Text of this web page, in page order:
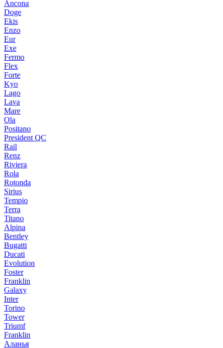
Ancona
Doge
Ekis
Enzo
Eur
Exe
Fermo
Flex
Forte
Kyo
Lago
Lava
Mare
Ola
Positano
President QC
Rail
Renz
Riviera
Rola
Rotonda
Sirius
Tempio
Terra
Titano
Alpina
Bentley
Bugatti
Ducati
Evolution
Foster
Franklin
Galaxy
Inter
Torino
Tower
Triumf
Franklin
Аланья